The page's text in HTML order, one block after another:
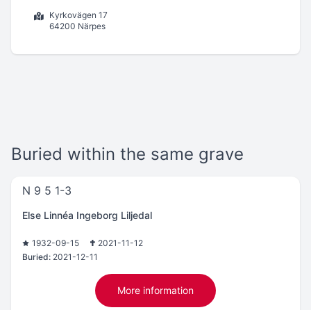
Kyrkovägen 17
64200 Närpes
Buried within the same grave
N 9 5 1-3
Else Linnéa Ingeborg Liljedal
1932-09-15
2021-11-12
Buried: 2021-12-11
More information